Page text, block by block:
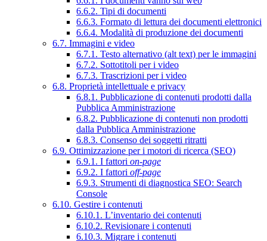
6.6.2. Tipi di documenti
6.6.3. Formato di lettura dei documenti elettronici
6.6.4. Modalità di produzione dei documenti
6.7. Immagini e video
6.7.1. Testo alternativo (alt text) per le immagini
6.7.2. Sottotitoli per i video
6.7.3. Trascrizioni per i video
6.8. Proprietà intellettuale e privacy
6.8.1. Pubblicazione di contenuti prodotti dalla
Pubblica Amministrazione
6.8.2. Pubblicazione di contenuti non prodotti
dalla Pubblica Amministrazione
6.8.3. Consenso dei soggetti ritratti
6.9. Ottimizzazione per i motori di ricerca (SEO)
6.9.1. I fattori on-page
6.9.2. I fattori off-page
6.9.3. Strumenti di diagnostica SEO: Search
Console
6.10. Gestire i contenuti
6.10.1. L’inventario dei contenuti
6.10.2. Revisionare i contenuti
6.10.3. Migrare i contenuti